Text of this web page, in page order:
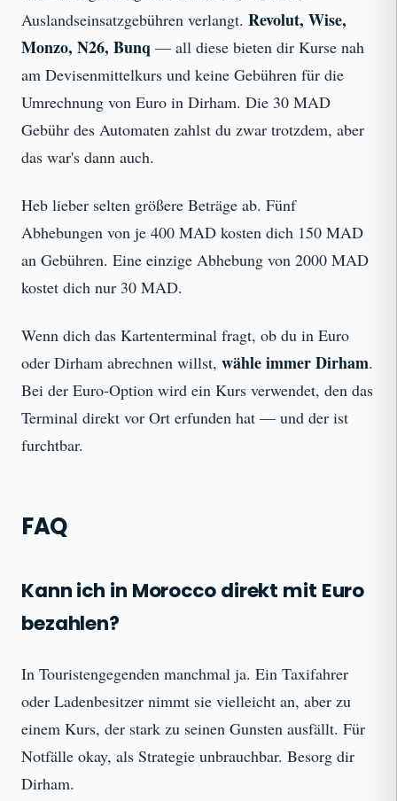
Auslandseinsatzgebühren verlangt. Revolut, Wise,
Monzo, N26, Bunq — all diese bieten dir Kurse nah
am Devisenmittelkurs und keine Gebühren für die
Umrechnung von Euro in Dirham. Die 30 MAD
Gebühr des Automaten zahlst du zwar trotzdem, aber
das war's dann auch.
Heb lieber selten größere Beträge ab. Fünf
Abhebungen von je 400 MAD kosten dich 150 MAD
an Gebühren. Eine einzige Abhebung von 2000 MAD
kostet dich nur 30 MAD.
Wenn dich das Kartenterminal fragt, ob du in Euro
oder Dirham abrechnen willst, wähle immer Dirham.
Bei der Euro-Option wird ein Kurs verwendet, den das
Terminal direkt vor Ort erfunden hat — und der ist
furchtbar.
FAQ
Kann ich in Morocco direkt mit Euro
bezahlen?
In Touristengegenden manchmal ja. Ein Taxifahrer
oder Ladenbesitzer nimmt sie vielleicht an, aber zu
einem Kurs, der stark zu seinen Gunsten ausfällt. Für
Notfälle okay, als Strategie unbrauchbar. Besorg dir
Dirham.